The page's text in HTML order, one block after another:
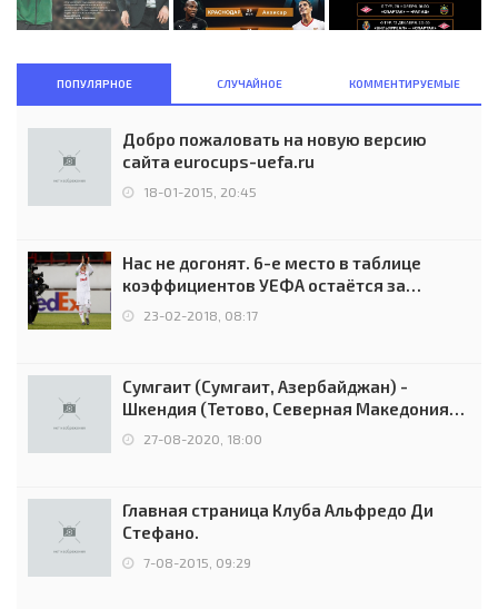
ПОПУЛЯРНОЕ СЛУЧАЙНОЕ КОММЕНТИРУЕМЫЕ
Добро пожаловать на новую версию
сайта eurocups-uefa.ru
18-01-2015, 20:45
Нас не догонят. 6-е место в таблице
коэффициентов УЕФА остаётся за
Россией
23-02-2018, 08:17
Сумгаит (Сумгаит, Азербайджан) -
Шкендия (Тетово, Северная Македония) -
0:2 (0:0)
27-08-2020, 18:00
Главная страница Клуба Альфредо Ди
Стефано.
7-08-2015, 09:29